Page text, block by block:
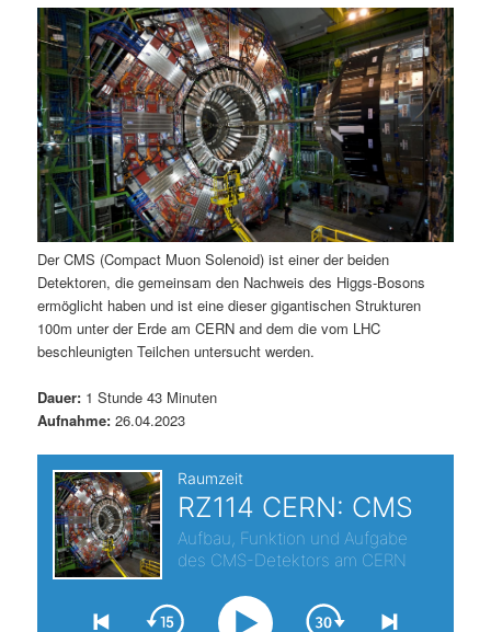
ä
r
e
n
I
n
h
l
t
s
p
n
d
ä
r
e
n
I
h
a
l
t
n
a
v
i
g
a
t
i
o
n
Der CMS (Compact Muon Solenoid) ist einer der beiden
Detektoren, die gemeinsam den Nachweis des Higgs-Bosons
ermöglicht haben und ist eine dieser gigantischen Strukturen
100m unter der Erde am CERN and dem die vom LHC
beschleunigten Teilchen untersucht werden.
Dauer: 1 Stunde 43 Minuten
Aufnahme: 26.04.2023